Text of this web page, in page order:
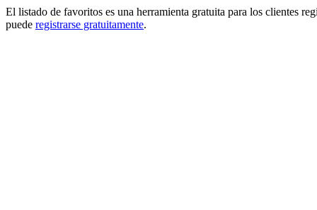
El listado de favoritos es una herramienta gratuita para los clientes
puede registrarse gratuitamente.